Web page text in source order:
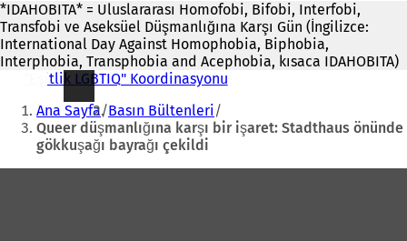
*IDAHOBITA* = Uluslararası Homofobi, Bifobi, Interfobi,
Transfobi ve Aseksüel Düşmanlığına Karşı Gün (İngilizce:
International Day Against Homophobia, Biphobia,
Interphobia, Transphobia and Acephobia, kısaca IDAHOBITA)
"Eşitlik LGBTIQ" Koordinasyonu
Buradasınız:
Ana Sayfa Basın Bültenleri
Queer düşmanlığına karşı bir işaret: Stadthaus önünde
gökkuşağı bayrağı çekildi